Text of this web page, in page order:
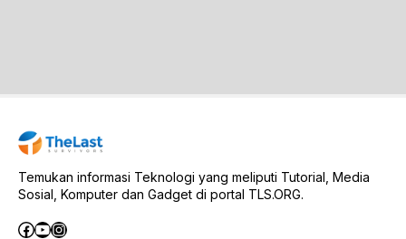
Temukan informasi Teknologi yang meliputi Tutorial, Media
Sosial, Komputer dan Gadget di portal TLS.ORG.
Facebook
YouTube
Instagram